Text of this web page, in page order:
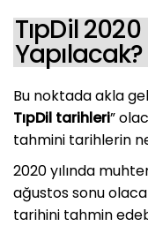
TıpDil
Yapılacak?
Bu noktada akla
TıpDil tarihleri”
tahmini tarihlerin
2020 yılında
ağustos sonu
tarihini tahmin